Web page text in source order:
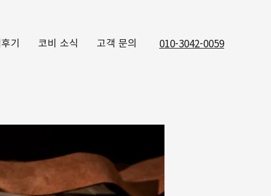
기 코비 소식 고객 문의 010-3042-0059